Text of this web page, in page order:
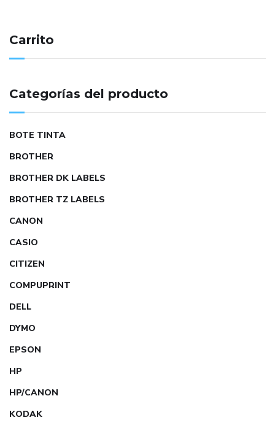
Carrito
Categorías del producto
BOTE TINTA
BROTHER
BROTHER DK LABELS
BROTHER TZ LABELS
CANON
CASIO
CITIZEN
COMPUPRINT
DELL
DYMO
EPSON
HP
HP/CANON
KODAK